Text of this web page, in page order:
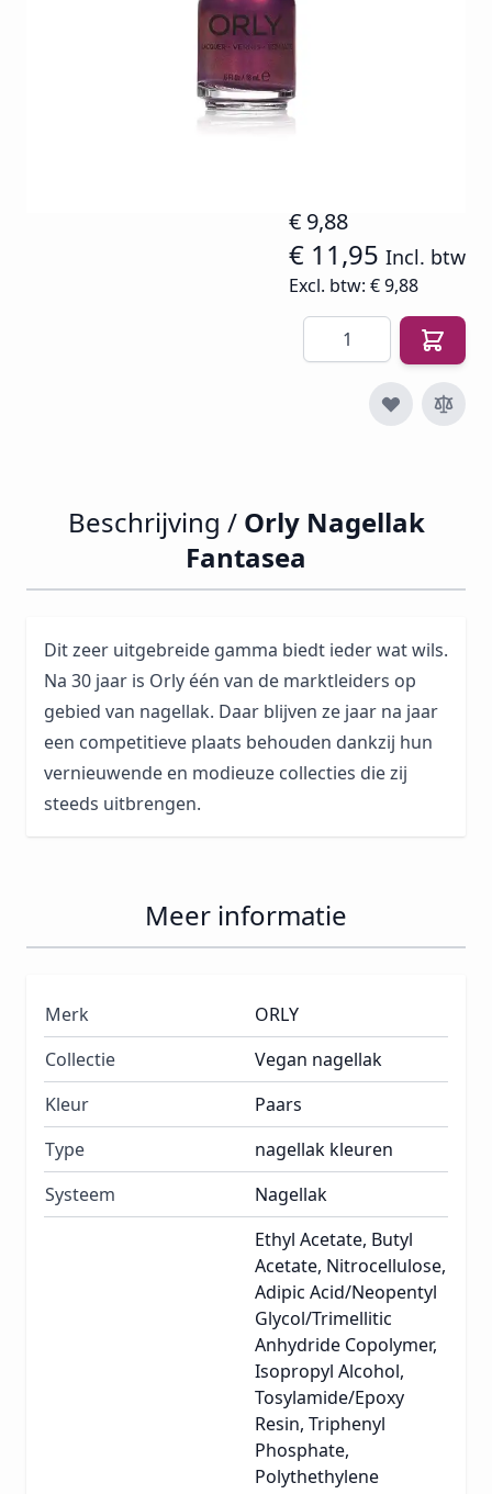
O-NP-40124
€ 9,88
€ 11,95 Incl. btw
Excl. btw: € 9,88
Aantal
Beschrijving / Orly Nagellak
Fantasea
Dit zeer uitgebreide gamma biedt ieder wat wils.
Na 30 jaar is Orly één van de marktleiders op
gebied van nagellak. Daar blijven ze jaar na jaar
een competitieve plaats behouden dankzij hun
vernieuwende en modieuze collecties die zij
steeds uitbrengen.
Meer informatie
Merk
ORLY
Collectie
Vegan nagellak
Kleur
Paars
Type
nagellak kleuren
Systeem
Nagellak
Ethyl Acetate, Butyl
Acetate, Nitrocellulose,
Adipic Acid/Neopentyl
Glycol/Trimellitic
Anhydride Copolymer,
Isopropyl Alcohol,
Tosylamide/Epoxy
Resin, Triphenyl
Phosphate,
Polythethylene